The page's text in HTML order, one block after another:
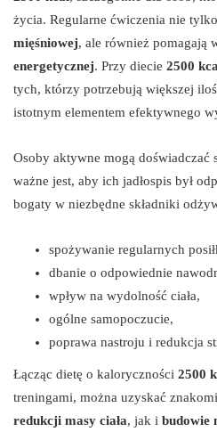
życia. Regularne ćwiczenia nie
mięśniowej, ale również pomagają
energetycznej. Przy diecie 2500
tych, którzy potrzebują większej
istotnym elementem efektywnego
Osoby aktywne mogą doświadczać
ważne jest, aby ich jadłospis był
bogaty w niezbędne składniki
spożywanie regularnych
dbanie o odpowiednie
wpływ na wydolność ciała,
ogólne samopoczucie,
poprawa nastroju i redukcja
Łącząc dietę o kaloryczności 2500
treningami, można uzyskać
redukcji masy ciała, jak i budowie